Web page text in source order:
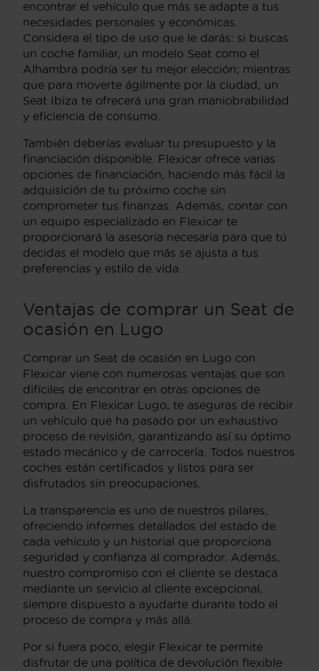
encontrar el vehículo que más se adapte a tus
necesidades personales y económicas.
Considera el tipo de uso que le darás: si buscas
un coche familiar, un modelo Seat como el
Alhambra podría ser tu mejor elección; mientras
que para moverte ágilmente por la ciudad, un
Seat Ibiza te ofrecerá una gran maniobrabilidad
y eficiencia de consumo.
También deberías evaluar tu presupuesto y la
financiación disponible. Flexicar ofrece varias
opciones de financiación, haciendo más fácil la
adquisición de tu próximo coche sin
comprometer tus finanzas. Además, contar con
un equipo especializado en Flexicar te
proporcionará la asesoría necesaria para que tú
decidas el modelo que más se ajusta a tus
preferencias y estilo de vida.
Ventajas de comprar un Seat de
ocasión en Lugo
Comprar un Seat de ocasión en Lugo con
Flexicar viene con numerosas ventajas que son
difíciles de encontrar en otras opciones de
compra. En Flexicar Lugo, te aseguras de recibir
un vehículo que ha pasado por un exhaustivo
proceso de revisión, garantizando así su óptimo
estado mecánico y de carrocería. Todos nuestros
coches están certificados y listos para ser
disfrutados sin preocupaciones.
La transparencia es uno de nuestros pilares,
ofreciendo informes detallados del estado de
cada vehículo y un historial que proporciona
seguridad y confianza al comprador. Además,
nuestro compromiso con el cliente se destaca
mediante un servicio al cliente excepcional,
siempre dispuesto a ayudarte durante todo el
proceso de compra y más allá.
Por si fuera poco, elegir Flexicar te permite
disfrutar de una política de devolución flexible